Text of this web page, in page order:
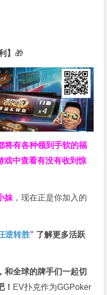
】 🎁
将有各种领到手软的福
戏中查看有没有收到惊
妹 ，现在正是你加入的
逆转胜” 了解更多活跃
和全球的牌手们一起切
！ EV扑克作为GGPoker